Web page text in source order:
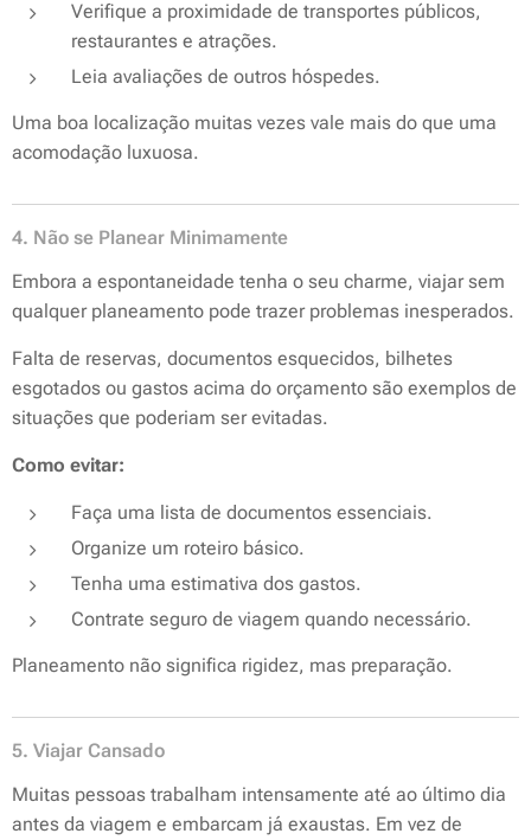
Verifique a proximidade de transportes públicos,
restaurantes e atrações.
Leia avaliações de outros hóspedes.
Uma boa localização muitas vezes vale mais do que uma
acomodação luxuosa.
4. Não se Planear Minimamente
Embora a espontaneidade tenha o seu charme, viajar sem
qualquer planeamento pode trazer problemas inesperados.
Falta de reservas, documentos esquecidos, bilhetes
esgotados ou gastos acima do orçamento são exemplos de
situações que poderiam ser evitadas.
Como evitar:
Faça uma lista de documentos essenciais.
Organize um roteiro básico.
Tenha uma estimativa dos gastos.
Contrate seguro de viagem quando necessário.
Planeamento não significa rigidez, mas preparação.
5. Viajar Cansado
Muitas pessoas trabalham intensamente até ao último dia
antes da viagem e embarcam já exaustas. Em vez de